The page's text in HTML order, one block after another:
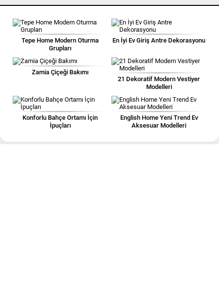
Tepe Home Modern Oturma
Grupları
En İyi Ev Giriş Antre Dekorasyonu
Zamia Çiçeği Bakımı
21 Dekoratif Modern Vestiyer
Modelleri
Konforlu Bahçe Ortamı İçin
İpuçları
English Home Yeni Trend Ev
Aksesuar Modelleri